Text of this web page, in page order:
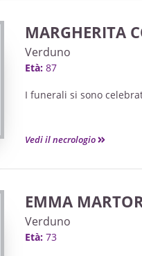
( partendo alle ore 13
“Michele e Pietro Ferrero”
di Frazione ALBARETTO
Le Sante Messe
di SETTIMA Lunedì 1
e di TRIGESIMA Lunedì
MARGHERITA
Verduno
Età: 87
I funerali si sono
Vedi il necrologio
EMMA
Verduno
Età: 73